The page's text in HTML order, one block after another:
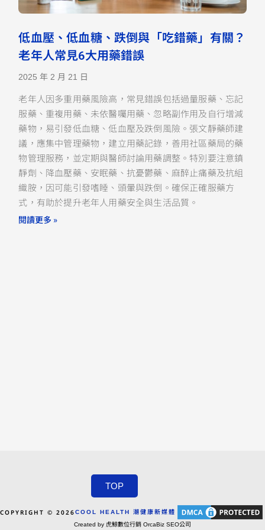
低血壓、低血糖、跌倒與「吃錯藥」有關？
老年人常見6大用藥錯誤
2025 年 2 月 21 日
老年人因多重用藥風險高，常見錯誤包括過量服藥、忘記
服藥、重複用藥、未依醫囑用藥、忽略副作用及自行增減
藥物，易引發低血糖、低血壓及跌倒風險。張文靜藥師建
議，應集中管理藥物，建立用藥記錄，善用社區藥局的藥
物管理服務，並定期與醫師討論用藥調整。特別要注意鎮
靜劑、降血壓藥、安眠藥、抗憂鬱藥、麻醉止痛藥及抗組
織胺，因可能引發嗜睡、頭暈與跌倒。確保正確服藥方
式，有助於提升老年人用藥安全與生活品質。
閱讀更多 »
TOP
COPYRIGHT © 2026COOL HEALTH 潮健康新媒體
Created by 虎鯨數位行銷 OrcaBiz SEO公司